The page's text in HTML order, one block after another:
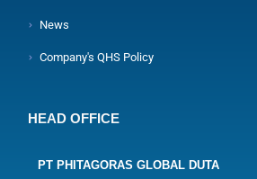
News
Company's QHS Policy
HEAD OFFICE
PT PHITAGORAS GLOBAL DUTA